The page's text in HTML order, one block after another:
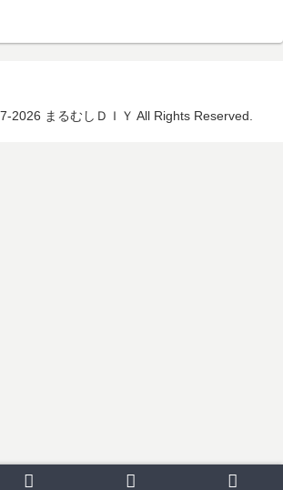
2026 まるむしＤＩＹ All Rights Reserved.